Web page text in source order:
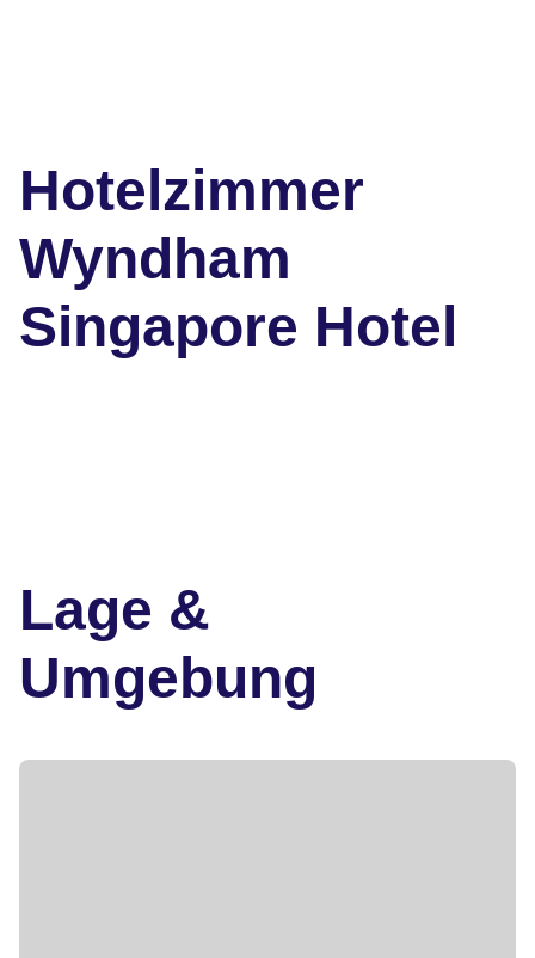
Hotelzimmer
Wyndham
Singapore Hotel
Lage &
Umgebung